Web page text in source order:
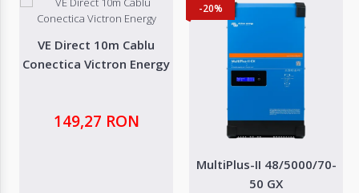
VE Direct 10m Cablu
Conectica Victron Energy
149,27 RON
-20%
MultiPlus-II 48/5000/70-
50 GX